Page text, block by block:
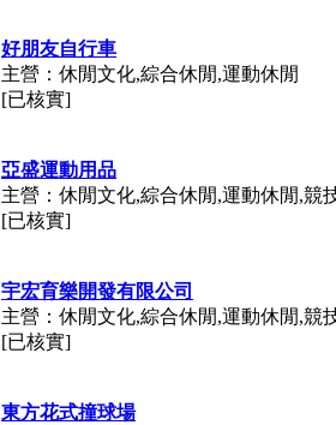
好朋友自行車
主營：休閒文化,綜合休閒,運動休閒
[已核實]
亞盛運動用品
主營：休閒文化,綜合休閒,運動休閒,競
[已核實]
宇宏育樂開發有限公司
主營：休閒文化,綜合休閒,運動休閒,競
[已核實]
東方花式撞球場